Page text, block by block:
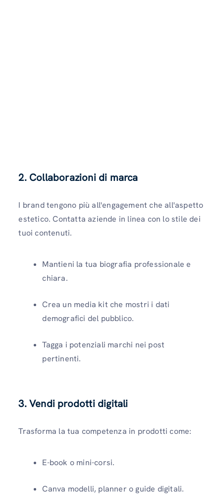
2. Collaborazioni di marca
I brand tengono più all'engagement che all'aspetto
estetico. Contatta aziende in linea con lo stile dei
tuoi contenuti.
Mantieni la tua biografia professionale e
chiara.
Crea un media kit che mostri i dati
demografici del pubblico.
Tagga i potenziali marchi nei post
pertinenti.
3. Vendi prodotti digitali
Trasforma la tua competenza in prodotti come:
E-book o mini-corsi.
Canva modelli, planner o guide digitali.